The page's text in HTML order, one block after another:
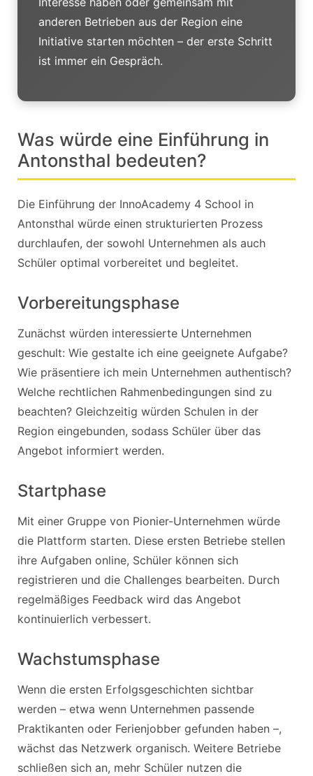
anderen Betrieben aus der Region eine
Initiative starten möchten – der erste Schritt
ist immer ein Gespräch.
Was würde eine Einführung in
Antonsthal bedeuten?
Die Einführung der InnoAcademy 4 School in
Antonsthal würde einen strukturierten Prozess
durchlaufen, der sowohl Unternehmen als auch
Schüler optimal vorbereitet und begleitet.
Vorbereitungsphase
Zunächst würden interessierte Unternehmen
geschult: Wie gestalte ich eine geeignete Aufgabe?
Wie präsentiere ich mein Unternehmen authentisch?
Welche rechtlichen Rahmenbedingungen sind zu
beachten? Gleichzeitig würden Schulen in der
Region eingebunden, sodass Schüler über das
Angebot informiert werden.
Startphase
Mit einer Gruppe von Pionier-Unternehmen würde
die Plattform starten. Diese ersten Betriebe stellen
ihre Aufgaben online, Schüler können sich
registrieren und die Challenges bearbeiten. Durch
regelmäßiges Feedback wird das Angebot
kontinuierlich verbessert.
Wachstumsphase
Wenn die ersten Erfolgsgeschichten sichtbar
werden – etwa wenn Unternehmen passende
Praktikanten oder Ferienjobber gefunden haben –,
wächst das Netzwerk organisch. Weitere Betriebe
schließen sich an, mehr Schüler nutzen die